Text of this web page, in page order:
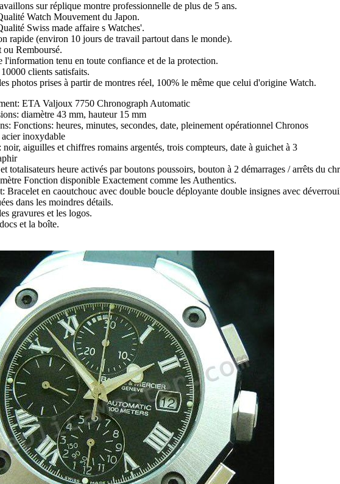
sur réplique montre professionnelle de plus de 5 ans.
Watch Mouvement du Japon.
Swiss made affaire s Watches'.
rapide (environ 10 jours de travail partout dans le monde).
ou Remboursé.
l'information tenu en toute confiance et de la protection.
clients satisfaits.
photos prises à partir de montres réel, 100% le même que celui d'origine Watch.
ETA Valjoux 7750 Chronograph Automatic
diamètre 43 mm, hauteur 15 mm
Fonctions: heures, minutes, secondes, date, pleinement opérationnel Chronos
inoxydable
noir, aiguilles et chiffres romains argentés, trois compteurs, date à guichet à 3
totalisateurs heure activés par boutons poussoirs, bouton à 2 démarrages / arrêts du
Fonction disponible Exactement comme les Authentics.
Bracelet en caoutchouc avec double boucle déployante double insignes avec
dans les moindres détails.
gravures et les logos.
et la boîte.